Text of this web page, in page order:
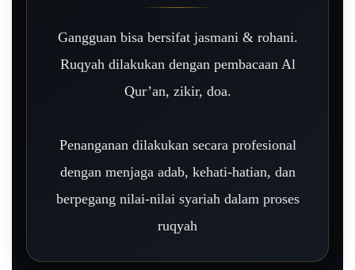
Gangguan bisa bersifat jasmani & rohani.
Ruqyah dilakukan dengan pembacaan Al
Qur’an, zikir, doa.
Penanganan dilakukan secara profesional
dengan menjaga adab, kehati-hatian, dan
berpegang nilai-nilai syariah dalam proses
ruqyah